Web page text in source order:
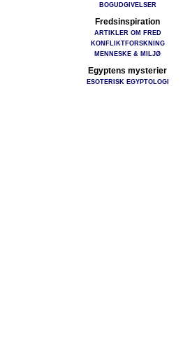
BOGUDGIVELSER
Fredsinspiration
ARTIKLER OM FRED
KONFLIKTFORSKNING
MENNESKE & MILJØ
Egyptens mysterier
ESOTERISK EGYPTOLOGI